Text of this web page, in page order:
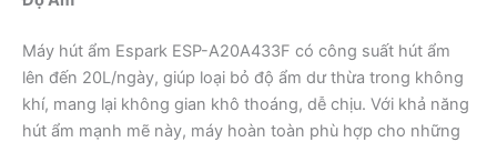
Máy hút ẩm Espark ESP-A20A433F có công suất hút ẩm
lên đến 20L/ngày, giúp loại bỏ độ ẩm dư thừa trong không
khí, mang lại không gian khô thoáng, dễ chịu. Với khả năng
hút ẩm mạnh mẽ này, máy hoàn toàn phù hợp cho những